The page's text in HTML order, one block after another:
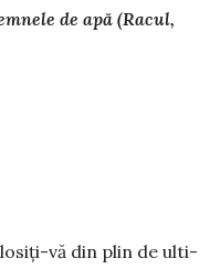
de apă (Racul,
vă din plin de ulti­